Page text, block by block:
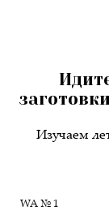
Изучаем
WA № 1